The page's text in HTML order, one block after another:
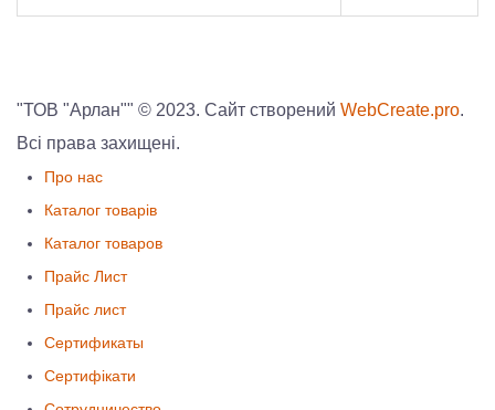
"ТОВ "Арлан"" © 2023. Сайт створений WebCreate.pro.
Всі права захищені.
Про нас
Каталог товарів
Каталог товаров
Прайс Лист
Прайс лист
Сертификаты
Сертифікати